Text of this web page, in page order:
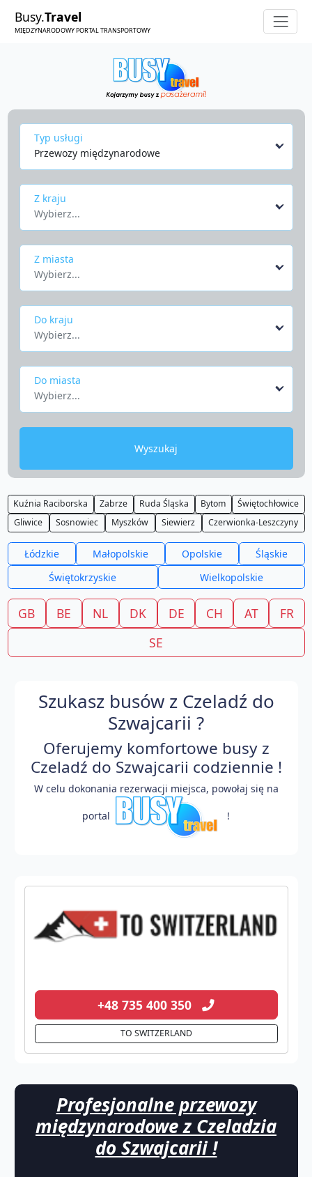
Busy.Travel
MIĘDZYNARODOWY PORTAL TRANSPORTOWY
Typ usługi
Przewozy międzynarodowe
Z kraju
Wybierz...
Z miasta
Wybierz...
Do kraju
Wybierz...
Do miasta
Wybierz...
Wyszukaj
Kuźnia Raciborska Zabrze Ruda Śląska Bytom
Świętochłowice
Gliwice
Sosnowiec Myszków Siewierz Czerwionka-Leszczyny
Łódzkie Małopolskie Opolskie
Śląskie
Świętokrzyskie
Wielkopolskie
GB BE NL DK DE CH AT
FR
SE
Szukasz busów z Czeladź do
Szwajcarii ?
Oferujemy komfortowe busy z
Czeladź do Szwajcarii codziennie !
W celu dokonania rezerwacji miejsca, powołaj się na
portal !
+48 735 400 350
TO SWITZERLAND
Profesjonalne przewozy
międzynarodowe z Czeladzia
do Szwajcarii !